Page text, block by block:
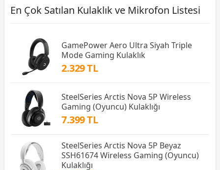
En Çok Satılan Kulaklık ve Mikrofon Listesi
GamePower Aero Ultra Siyah Triple
Mode Gaming Kulaklık
2.329 TL
SteelSeries Arctis Nova 5P Wireless
Gaming (Oyuncu) Kulaklığı
7.399 TL
SteelSeries Arctis Nova 5P Beyaz
SSH61674 Wireless Gaming (Oyuncu)
Kulaklığı